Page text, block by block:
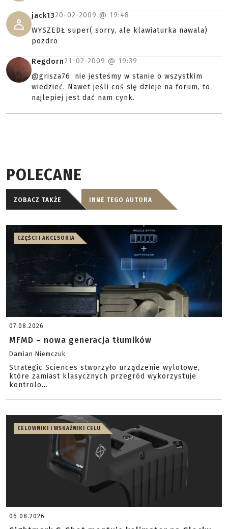
jack1320-02-2009 @ 19:48
WYSZEDŁ super( sorry, ale klawiaturka nawala)
pozdro
Regdorn21-02-2009 @ 19:39
@grisza76: nie jesteśmy w stanie o wszystkim
wiedzieć. Nawet jeśli coś się dzieje na forum, to
najlepiej jest dać nam cynk.
POLECANE
ZOBACZ TAKŻE INNE TEGO AUTORA
CZĘŚCI I AKCESORIA
07.08.2026
MFMD – nowa generacja tłumików
Damian Niemczuk
Strategic Sciences stworzyło urządzenie wylotowe,
które zamiast klasycznych przegród wykorzystuje
kontrolo...
CELOWNIKI I WSKAŹNIKI CELU
06.08.2026